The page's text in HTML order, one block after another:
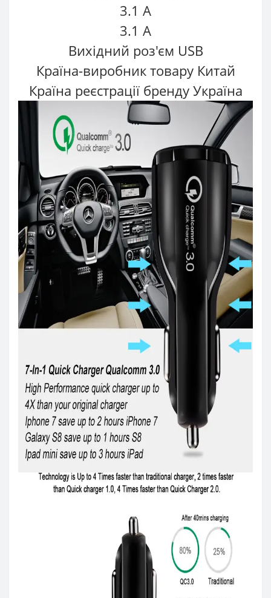
3.1 A
3.1 A
Вихідний роз'єм USB
Країна-виробник товару Китай
Країна реєстрації бренду Україна